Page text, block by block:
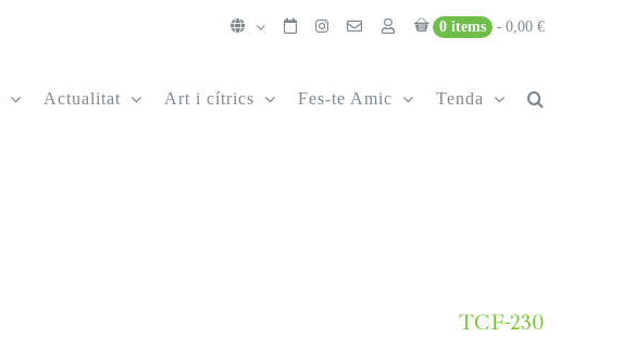
0 items 0,00 €
Actualitat Art i cítrics Fes-te Amic Tenda
TCF-230